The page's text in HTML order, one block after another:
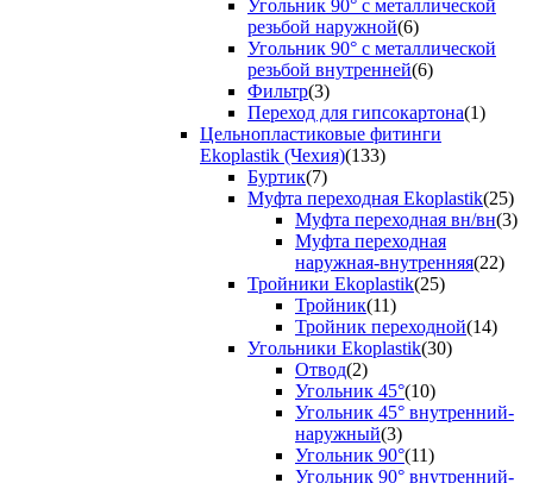
Угольник 90° с металлической
резьбой наружной(6)
Угольник 90° с металлической
резьбой внутренней(6)
Фильтр(3)
Переход для гипсокартона(1)
Цельнопластиковые фитинги
Ekoplastik (Чехия)(133)
Буртик(7)
Муфта переходная Ekoplastik(25)
Муфта переходная вн/вн(3)
Муфта переходная
наружная-внутренняя(22)
Тройники Ekoplastik(25)
Тройник(11)
Тройник переходной(14)
Угольники Ekoplastik(30)
Отвод(2)
Угольник 45°(10)
Угольник 45° внутренний-
наружный(3)
Угольник 90°(11)
Угольник 90° внутренний-